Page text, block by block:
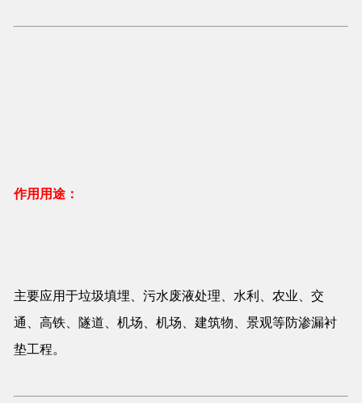
作用用途：
主要应用于垃圾填埋、污水废液处理、水利、农业、交
通、高铁、隧道、机场、机场、建筑物、景观等防渗漏衬
垫工程。